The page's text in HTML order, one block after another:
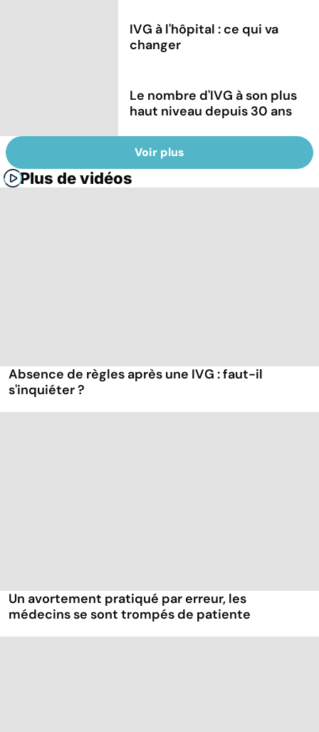
IVG à l'hôpital : ce qui va
changer
Le nombre d'IVG à son plus
haut niveau depuis 30 ans
Voir plus
Plus de vidéos
Absence de règles après une IVG : faut-il
s'inquiéter ?
Un avortement pratiqué par erreur, les
médecins se sont trompés de patiente